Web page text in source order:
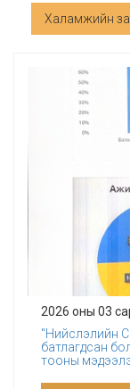
Халамжийн
2026 оны 03
"Нийслэлийн
батлагдсан
тооны